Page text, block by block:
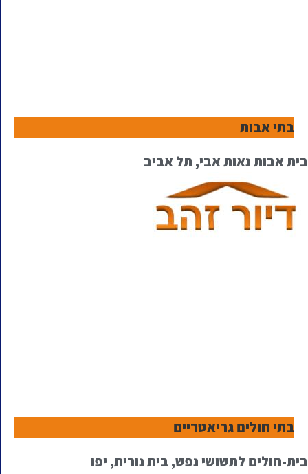
בתי אבות
בית אבות נאות אבי, תל אביב
בתי חולים גריאטריים
בית-חולים לתשושי נפש, בית נורית, יפו